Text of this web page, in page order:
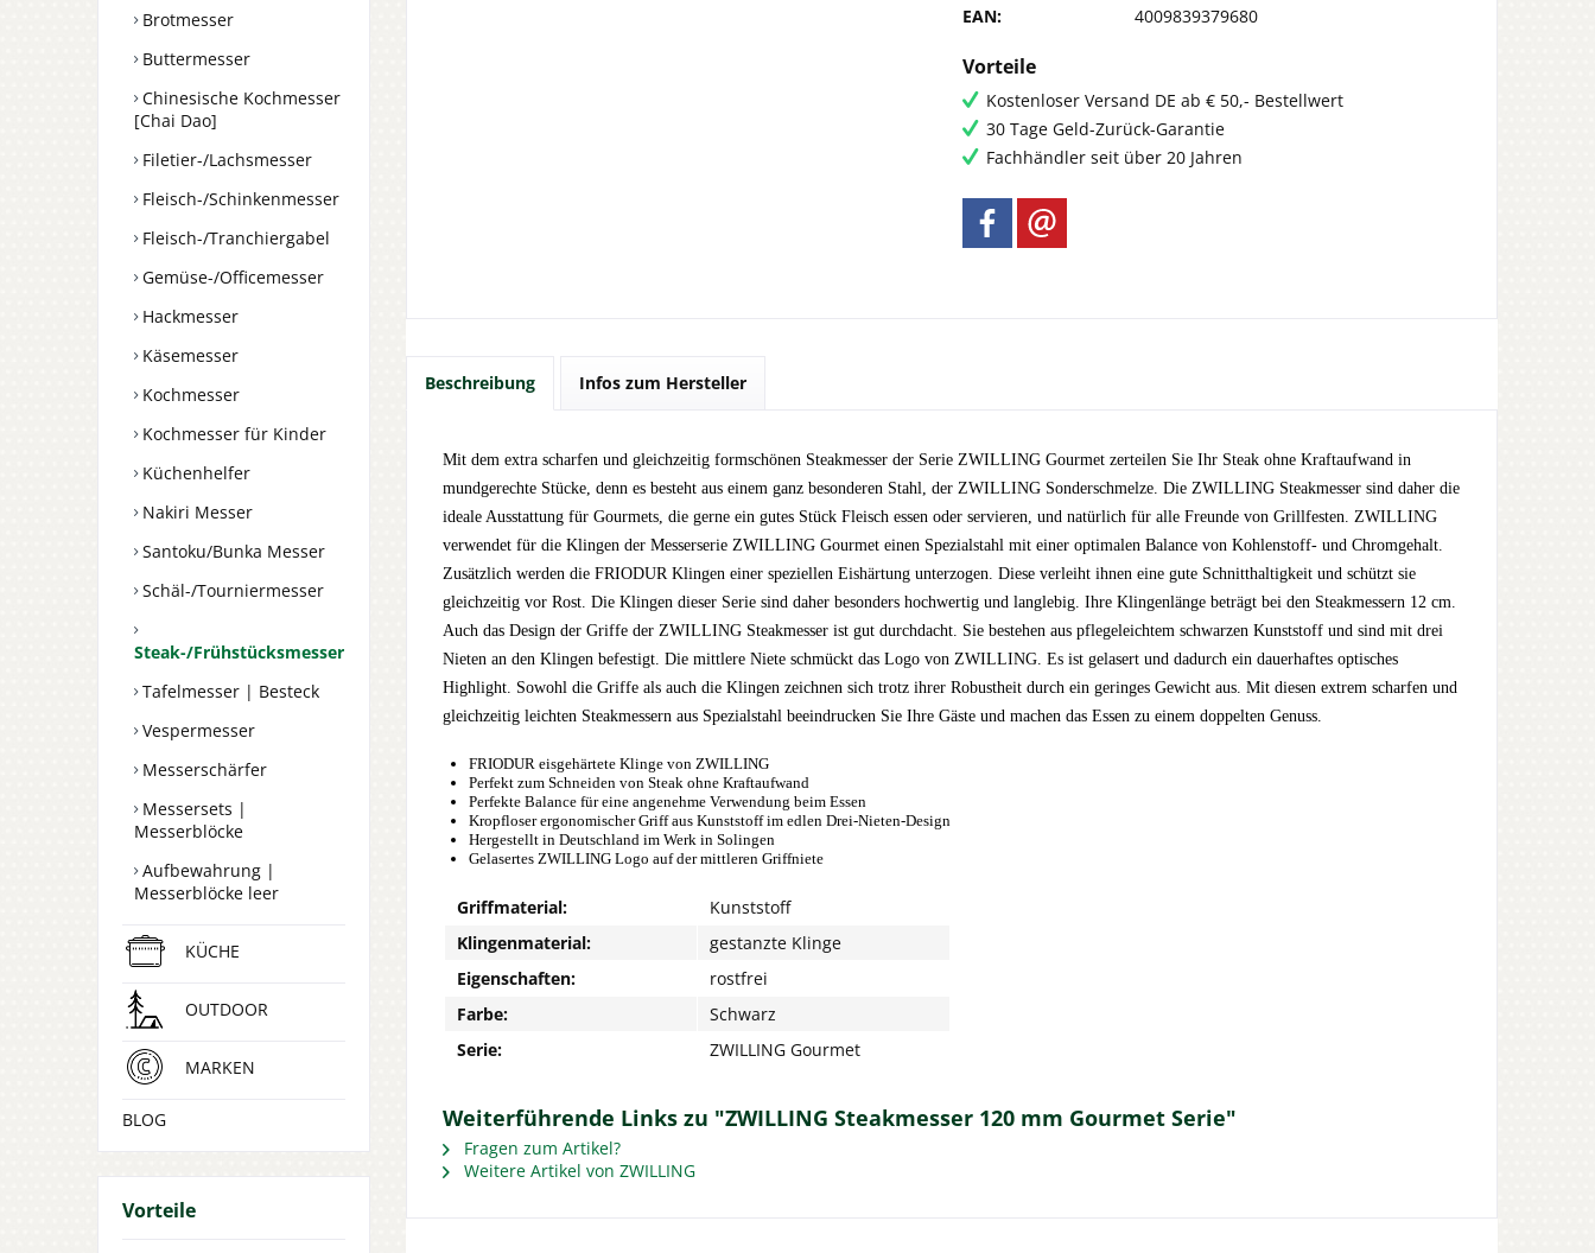
Brotmesser
Buttermesser
Chinesische Kochmesser
[Chai Dao]
Filetier-/Lachsmesser
Fleisch-/Schinkenmesser
Fleisch-/Tranchiergabel
Gemüse-/Officemesser
Hackmesser
Käsemesser
Kochmesser
Kochmesser für Kinder
Küchenhelfer
Nakiri Messer
Santoku/Bunka Messer
Schäl-/Tourniermesser
Steak-/Frühstücksmesser
Tafelmesser | Besteck
Vespermesser
Messerschärfer
Messersets |
Messerblöcke
Aufbewahrung |
Messerblöcke leer
KÜCHE
OUTDOOR
MARKEN
BLOG
Vorteile
EAN:
4009839379680
Vorteile
Kostenloser Versand DE ab € 50,- Bestellwert
30 Tage Geld-Zurück-Garantie
Fachhändler seit über 20 Jahren
Beschreibung Infos zum Hersteller
Mit dem extra scharfen und gleichzeitig formschönen Steakmesser der Serie ZWILLING Gourmet zerteilen Sie Ihr Steak ohne Kraftaufwand in
mundgerechte Stücke, denn es besteht aus einem ganz besonderen Stahl, der ZWILLING Sonderschmelze. Die ZWILLING Steakmesser sind daher die
ideale Ausstattung für Gourmets, die gerne ein gutes Stück Fleisch essen oder servieren, und natürlich für alle Freunde von Grillfesten. ZWILLING
verwendet für die Klingen der Messerserie ZWILLING Gourmet einen Spezialstahl mit einer optimalen Balance von Kohlenstoff- und Chromgehalt.
Zusätzlich werden die FRIODUR Klingen einer speziellen Eishärtung unterzogen. Diese verleiht ihnen eine gute Schnitthaltigkeit und schützt sie
gleichzeitig vor Rost. Die Klingen dieser Serie sind daher besonders hochwertig und langlebig. Ihre Klingenlänge beträgt bei den Steakmessern 12 cm.
Auch das Design der Griffe der ZWILLING Steakmesser ist gut durchdacht. Sie bestehen aus pflegeleichtem schwarzen Kunststoff und sind mit drei
Nieten an den Klingen befestigt. Die mittlere Niete schmückt das Logo von ZWILLING. Es ist gelasert und dadurch ein dauerhaftes optisches
Highlight. Sowohl die Griffe als auch die Klingen zeichnen sich trotz ihrer Robustheit durch ein geringes Gewicht aus. Mit diesen extrem scharfen und
gleichzeitig leichten Steakmessern aus Spezialstahl beeindrucken Sie Ihre Gäste und machen das Essen zu einem doppelten Genuss.
FRIODUR eisgehärtete Klinge von ZWILLING
Perfekt zum Schneiden von Steak ohne Kraftaufwand
Perfekte Balance für eine angenehme Verwendung beim Essen
Kropfloser ergonomischer Griff aus Kunststoff im edlen Drei-Nieten-Design
Hergestellt in Deutschland im Werk in Solingen
Gelasertes ZWILLING Logo auf der mittleren Griffniete
Griffmaterial:
Kunststoff
Klingenmaterial:
gestanzte Klinge
Eigenschaften:
rostfrei
Farbe:
Schwarz
Serie:
ZWILLING Gourmet
Weiterführende Links zu "ZWILLING Steakmesser 120 mm Gourmet Serie"
Fragen zum Artikel?
Weitere Artikel von ZWILLING